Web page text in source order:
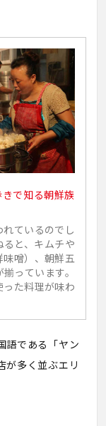
で知る朝鮮族
ているのでし
ると、キムチや
噌）、朝鮮五
っています。
た料理が味わ
語である「ヤン
が多く並ぶエリ